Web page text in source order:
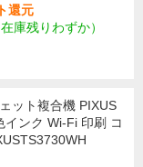
還元
庫残りわずか）
ット複合機 PIXUS
インク Wi-Fi 印刷 コ